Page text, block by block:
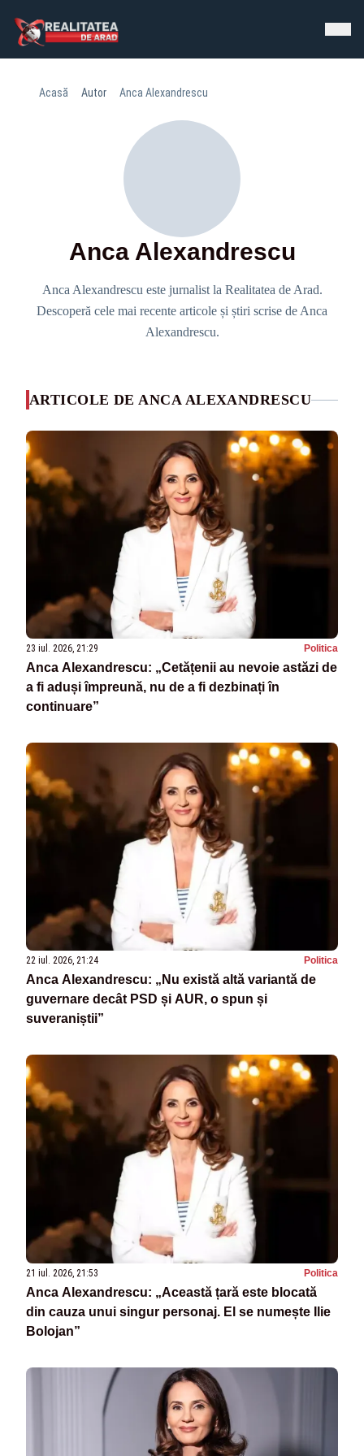
Acasă Autor Anca Alexandrescu
Anca Alexandrescu
Anca Alexandrescu este jurnalist la Realitatea de Arad.
Descoperă cele mai recente articole și știri scrise de Anca
Alexandrescu.
ARTICOLE DE ANCA ALEXANDRESCU
23 iul. 2026, 21:29 Politica
Anca Alexandrescu: „Cetățenii au nevoie astăzi de
a fi aduși împreună, nu de a fi dezbinați în
continuare”
22 iul. 2026, 21:24 Politica
Anca Alexandrescu: „Nu există altă variantă de
guvernare decât PSD și AUR, o spun și
suveraniștii”
21 iul. 2026, 21:53 Politica
Anca Alexandrescu: „Această țară este blocată
din cauza unui singur personaj. El se numește Ilie
Bolojan”